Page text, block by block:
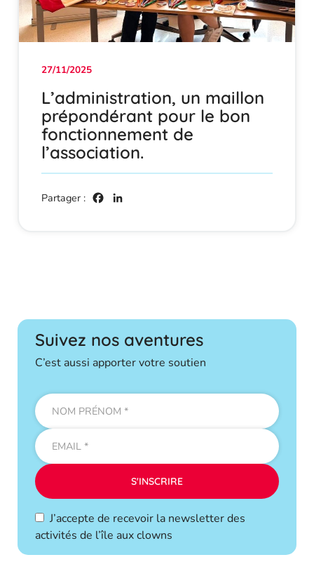
L’administration, un maillon
prépondérant pour le bon
fonctionnement de
l’association.
27/11/2025
Suivez nos aventures
C’est aussi apporter votre soutien
J’accepte de recevoir la newsletter des
activités de l’île aux clowns